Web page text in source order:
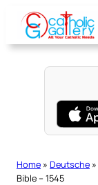
content
Home » Deutsche »
Bible – 1545